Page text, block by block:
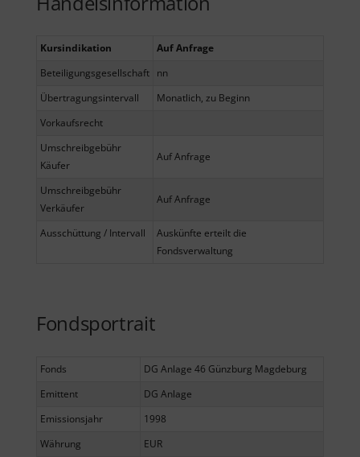
Kursindikation
Auf Anfrage
Beteiligungsgesellschaft nn
Übertragungsintervall
Monatlich, zu Beginn
Vorkaufsrecht
Umschreibgebühr
Käufer
Auf Anfrage
Umschreibgebühr
Verkäufer
Auf Anfrage
Ausschüttung / Intervall
Auskünfte erteilt die
Fondsverwaltung
Fondsportrait
Fonds
DG Anlage 46 Günzburg Magdeburg
Emittent
DG Anlage
Emissionsjahr
1998
Währung
EUR